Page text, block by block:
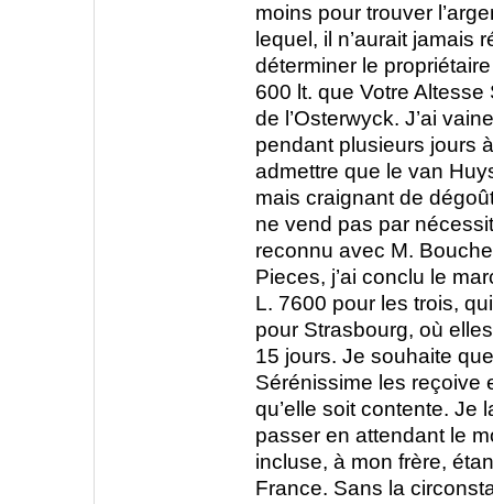
moins pour trouver
lequel, il n’aurait jamais
déterminer le
600 lt. que Votre
de l’Osterwyck. J’ai
pendant plusieurs jours
admettre que le van
mais craignant de
ne vend pas par
reconnu avec M.
Pieces, j’ai conclu le
L. 7600 pour les trois,
pour Strasbourg, où
15 jours. Je souhaite
Sérénissime les reçoive
qu’elle soit contente. Je
passer en attendant le
incluse, à mon frère,
France. Sans la